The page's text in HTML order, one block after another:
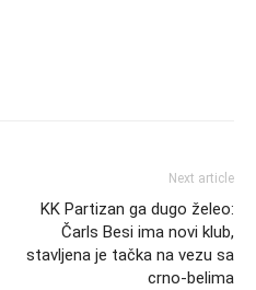
Next article
KK Partizan ga dugo želeo:
Čarls Besi ima novi klub,
stavljena je tačka na vezu sa
crno-belima